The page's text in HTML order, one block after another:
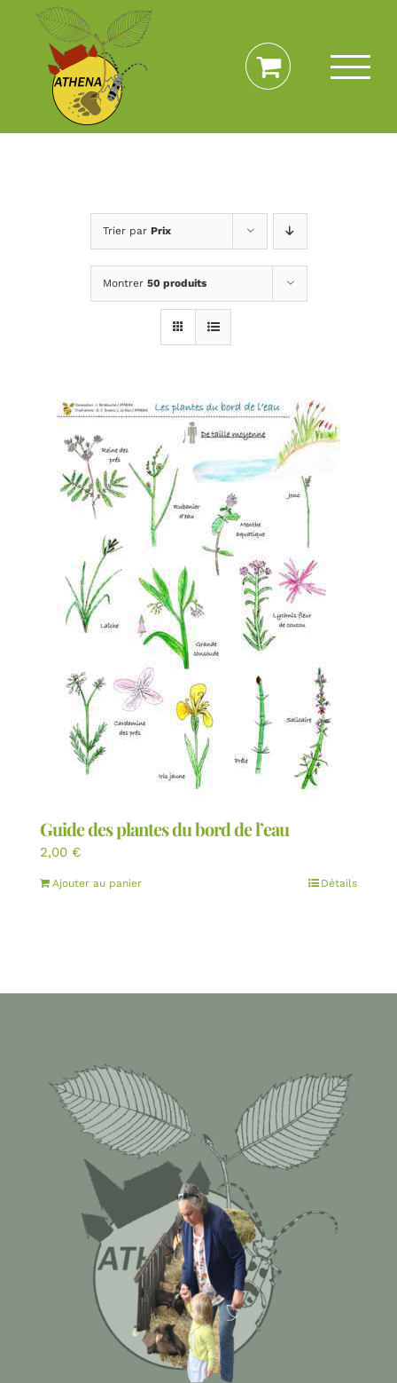
Passer
contenu
Trier par Prix
Montrer 50 produits
Guide des plantes du bord de l’eau
2,00 €
Ajouter au panier Détails